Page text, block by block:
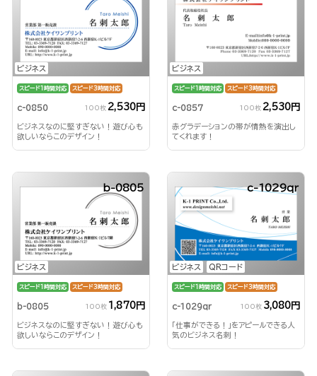
ビジネス
スピード1時間対応 スピード3時間対応
c-0850 100枚 2,530円
ビジネスなのに堅すぎない！遊び心も
欲しいならこのデザイン！
ビジネス
スピード1時間対応 スピード3時間対応
c-0857 100枚 2,530円
赤グラデーションの帯が情熱を演出し
てくれます！
ビジネス
b-0805
スピード1時間対応 スピード3時間対応
b-0805 100枚 1,870円
ビジネスなのに堅すぎない！遊び心も
欲しいならこのデザイン！
ビジネス QRコード
c-1029qr
スピード1時間対応 スピード3時間対応
c-1029qr 100枚 3,080円
「仕事ができる！」をアピールできる人
気のビジネス名刺！